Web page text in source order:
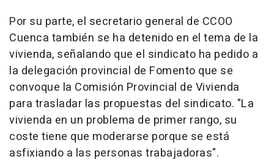
Por su parte, el secretario general de CCOO
Cuenca también se ha detenido en el tema de la
vivienda, señalando que el sindicato ha pedido a
la delegación provincial de Fomento que se
convoque la Comisión Provincial de Vivienda
para trasladar las propuestas del sindicato. "La
vivienda en un problema de primer rango, su
coste tiene que moderarse porque se está
asfixiando a las personas trabajadoras".